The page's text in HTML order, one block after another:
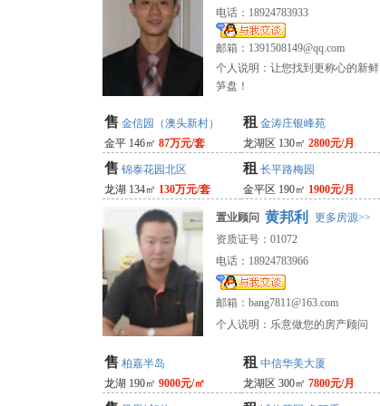
电话：18924783933
邮箱： 1391508149@qq.com
个人说明：让您找到更称心的新鲜
笋盘！
售 金信园（澳头新村）
金平 146㎡ 87万元/套
售 锦泰花园北区
龙湖 134㎡ 130万元/套
租 金涛庄银峰苑
龙湖区 130㎡ 2800元/月
租 长平路梅园
金平区 190㎡ 1900元/月
置业顾问 黄邦利
更多房源>>
资质证号：01072
电话：18924783966
邮箱：bang7811@163.com
个人说明：乐意做您的房产顾问
售 柏嘉半岛
龙湖 190㎡ 9000元/㎡
租 中信华美大厦
龙湖区 300㎡ 7800元/月